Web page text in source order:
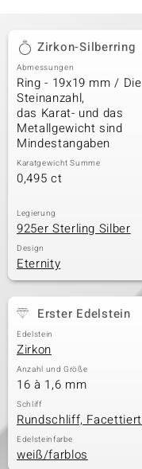
Zirkon-Silberring
Abmessungen
Ring - 19x19 mm / Die
Steinanzahl,
das Karat- und das
Metallgewicht sind
Mindestangaben
Karatgewicht Summe
0,495 ct
Legierung
925er Sterling Silber
Design
Eternity
Erster Edelstein
Edelstein
Zirkon
Anzahl und Größe
16 à 1,6 mm
Schliff
Rundschliff, Facettiert
Edelsteinfarbe
weiß/farblos